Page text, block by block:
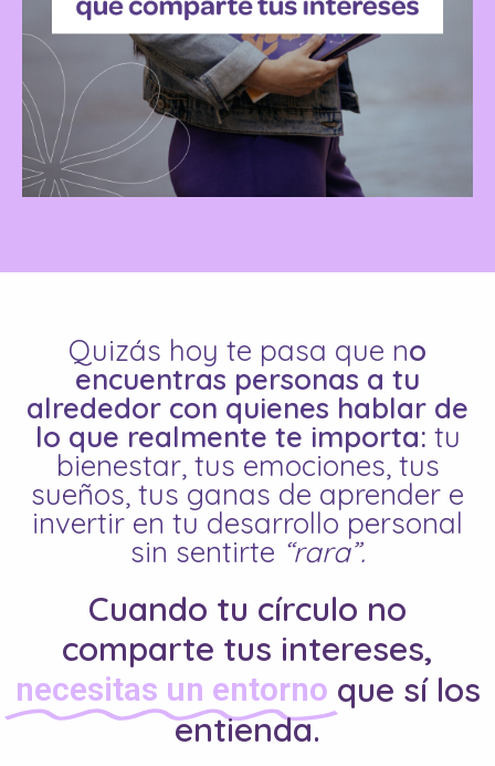
Quizás hoy te pasa que no
encuentras personas a tu
alrededor con quienes hablar de
lo que realmente te importa: tu
bienestar, tus emociones, tus
sueños, tus ganas de aprender e
invertir en tu desarrollo personal
sin sentirte “rara”.
Cuando tu círculo no
comparte tus intereses,
necesitas un entorno que sí los
entienda.